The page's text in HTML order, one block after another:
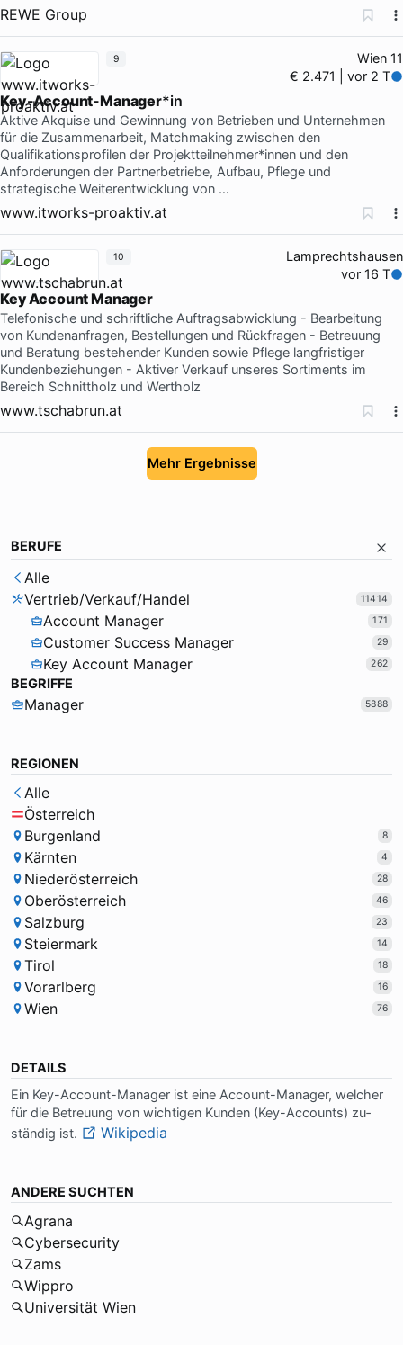
REWE Group
Wien 11
€ 2.471 | vor 2 T
Key-Account-Manager*in
Aktive Akquise und Gewinnung von Betrieben und Unternehmen
für die Zusammenarbeit, Matchmaking zwischen den
Qualifikationsprofilen der Projektteilnehmer*innen und den
Anforderungen der Partnerbetriebe, Aufbau, Pflege und
strategische Weiterentwicklung von …
www.itworks-proaktiv.at
9
Lamprechtshausen
vor 16 T
Key Account Manager
Telefonische und schriftliche Auftragsabwicklung - Bearbeitung
von Kundenanfragen, Bestellungen und Rückfragen - Betreuung
und Beratung bestehender Kunden sowie Pflege langfristiger
Kundenbeziehungen - Aktiver Verkauf unseres Sortiments im
Bereich Schnittholz und Wertholz
www.tschabrun.at
10
Mehr Ergebnisse
BERUFE
Alle
Vertrieb/Verkauf/Handel
11414
Account Manager 171
Customer Success Manager 29
Key Account Manager 262
BEGRIFFE
Manager 5888
REGIONEN
Alle
Österreich
Burgenland
8
Kärnten 4
Niederösterreich 28
Oberösterreich 46
Salzburg 23
Steiermark 14
Tirol 18
Vorarlberg 16
Wien 76
DETAILS
Ein Key-Ac­count-Ma­na­ger ist ei­ne Ac­count-Ma­na­ger, wel­cher
für die Be­treu­ung von wich­ti­gen Kun­den (Key-Ac­counts) zu­
stän­dig ist.
Wikipedia
ANDERE SUCHTEN
Agrana
Cybersecurity
Zams
Wippro
Universität Wien